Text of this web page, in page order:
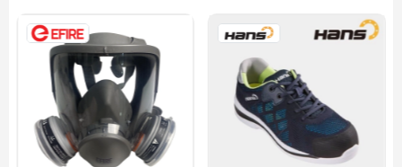
Cuộn Dây Hơi Tự Rút 14m WADFOW WAZ3515
909.000₫ 1.010.000₫